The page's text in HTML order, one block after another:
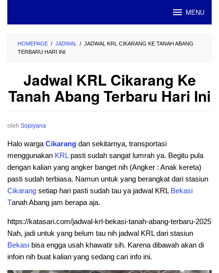
MENU
HOMEPAGE / JADWAL / JADWAL KRL CIKARANG KE TANAH ABANG
TERBARU HARI INI
Jadwal KRL Cikarang Ke
Tanah Abang Terbaru Hari Ini
oleh Sopiyana
Halo warga Cikarang dan sekitarnya, transportasi
menggunakan KRL pasti sudah sangat lumrah ya. Begitu pula
dengan kalian yang angker banget nih (Angker : Anak kereta)
pasti sudah terbiasa. Namun untuk yang berangkat dari stasiun
Cikarang setiap hari pasti sudah tau ya jadwal KRL Bekasi
Tanah Abang jam berapa aja.
https://katasari.com/jadwal-krl-bekasi-tanah-abang-terbaru-2025
Nah, jadi untuk yang belum tau nih jadwal KRL dari stasiun
Bekasi bisa engga usah khawatir sih. Karena dibawah akan di
infoin nih buat kalian yang sedang cari info ini.